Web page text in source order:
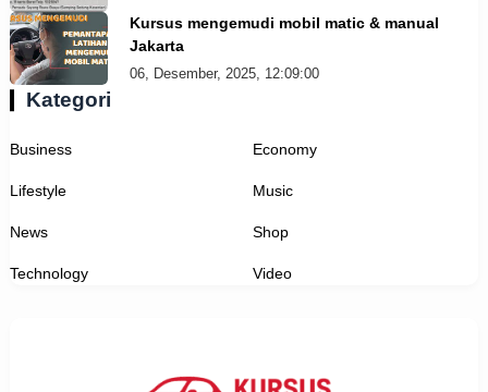
Kursus mengemudi mobil matic & manual
Jakarta
06, Desember, 2025, 12:09:00
Kategori
Business Economy
Lifestyle Music
News Shop
Technology Video